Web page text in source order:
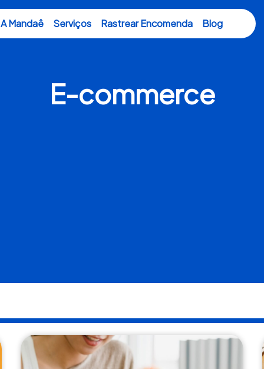
A Mandaê Serviços Rastrear Encomenda Blog
E-commerce